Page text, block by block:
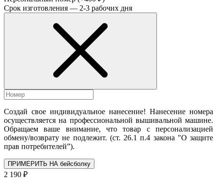
Срок изготовления — 2-3 рабочих дня
Создай свое индивидуальное нанесение! Нанесение номера
осуществляется на профессиональной вышивальной машине.
Обращаем ваше внимание, что товар с персонализацией
обмену/возврату не подлежит. (ст. 26.1 п.4 закона "О защите
прав потребителей”).
ПРИМЕРИТЬ НА бейсболку
2 190 ₽